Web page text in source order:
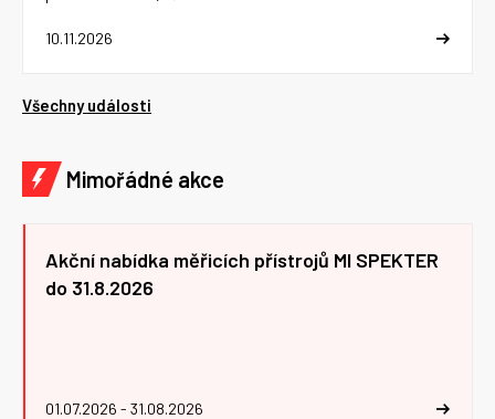
10.11.2026
Všechny události
Mimořádné akce
Akční nabídka měřicích přístrojů MI SPEKTER
do 31.8.2026
01.07.2026 - 31.08.2026